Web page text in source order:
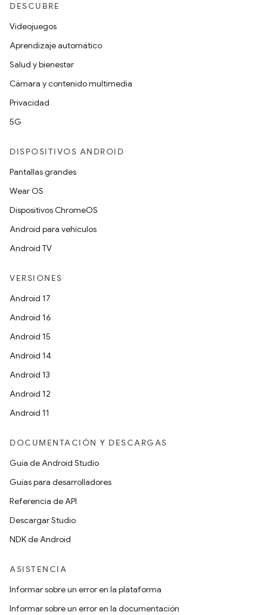
DESCUBRE
Videojuegos
Aprendizaje automático
Salud y bienestar
Cámara y contenido multimedia
Privacidad
5G
DISPOSITIVOS ANDROID
Pantallas grandes
Wear OS
Dispositivos ChromeOS
Android para vehículos
Android TV
VERSIONES
Android 17
Android 16
Android 15
Android 14
Android 13
Android 12
Android 11
DOCUMENTACIÓN Y DESCARGAS
Guía de Android Studio
Guías para desarrolladores
Referencia de API
Descargar Studio
NDK de Android
ASISTENCIA
Informar sobre un error en la plataforma
Informar sobre un error en la documentación